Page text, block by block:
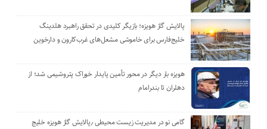
پالایش گاز هویزه؛ بازیگر کلیدی در تحقق راهبرد هلدینگ
خلیج‌فارس برای خاموشی مشعل‌های غرب‌کارون و دارخوین
هویزه بار دیگر در محور تأمین پایدار خوراک پتروشیمی شد؛ از
دهلران تا بندرامام
گامی نو در مدیریت زیست ‌محیطی ٫پالایش گاز هویزه خلیج